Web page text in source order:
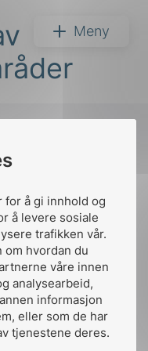
for å gi innhold og
å levere sosiale
trafikken vår.
hvordan du
våre innen
analysearbeid,
informasjon
eller som de har
tjenestene deres.
Meny
Cookies
toppen